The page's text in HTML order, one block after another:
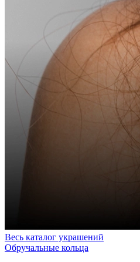
Весь каталог украшений
Обручальные кольца